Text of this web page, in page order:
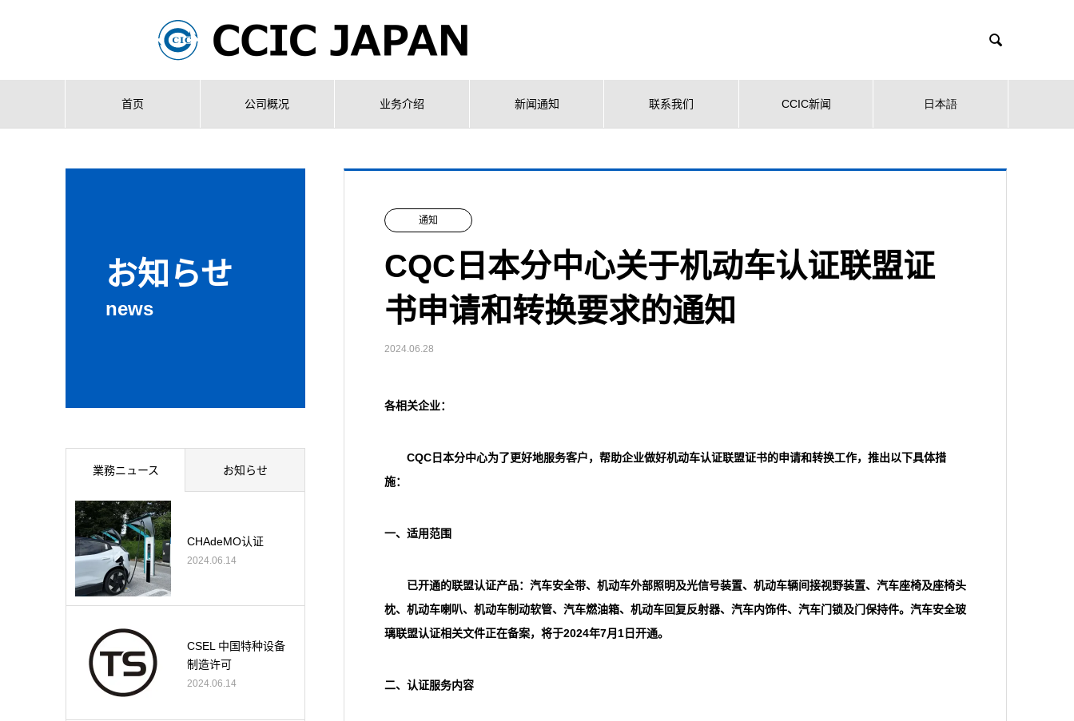

首页 公司概况 业务介绍 新闻通知 联系我们 CCIC新闻 日本語
お知らせ
news
通知
CQC日本分中心关于机动车认证联盟证
书申请和转换要求的通知
2024.06.28
各相关企业：
CQC 日本分中心为了更好地服务客户，帮助企业做好机动车认证联盟证书的申请和转换工作，推出以下具体措
施：
一、适用范围
已开通的联盟认证产品：汽车安全带、机动车外部照明及光信号装置、机动车辆间接视野装置、汽车座椅及座椅头
枕、机动车喇叭、机动车制动软管、汽车燃油箱、机动车回复反射器、汽车内饰件、汽车门锁及门保持件。汽车安全玻
璃联盟认证相关文件正在备案，将于2024年7月1日开通。
二、认证服务内容
業務ニュース お知らせ
CHAdeMO认证
2024.06.14
CSEL 中国特种设备
制造许可
2024.06.14